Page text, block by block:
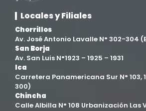
Facultad de Ingenierías
Filial Chincha
Filial Ica
Ingeniería agroindustrial
Locales y Filiales
Chorrillos
Av. José Antonio Lavalle N° 302-304
San Borja
Av. San Luis N°1923 – 1925 – 1931
Ica
Carretera Panamericana Sur N° 103,
300)
Chincha
Calle Albilla N° 108 Urbanización Las